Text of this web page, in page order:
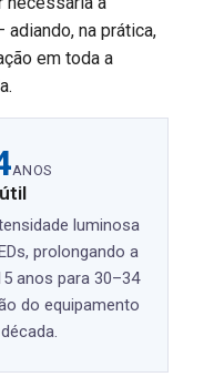
na prática,
em toda a
ANOS
luminosa
prolongando a
anos para 30–34
do equipamento